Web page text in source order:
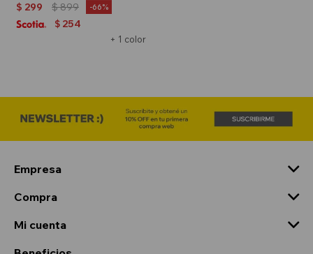
+ 1 color
$ 299 $899 66
$ 254
Empresa
Compra
Mi cuenta